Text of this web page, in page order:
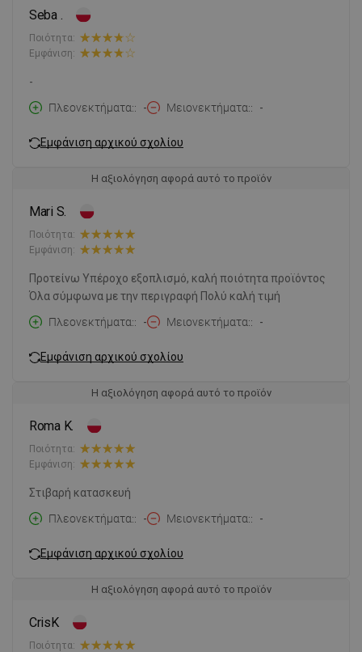
Seba .
Ποιότητα:
Εμφάνιση:
-
Πλεονεκτήματα:
- Μειονεκτήματα: -
Εμφάνιση αρχικού σχολίου
Η αξιολόγηση αφορά αυτό το προϊόν
Mari S.
Ποιότητα:
Εμφάνιση:
Προτείνω Υπέροχο εξοπλισμό, καλή ποιότητα προϊόντος
Όλα σύμφωνα με την περιγραφή Πολύ καλή τιμή
Πλεονεκτήματα:
- Μειονεκτήματα: -
Εμφάνιση αρχικού σχολίου
Η αξιολόγηση αφορά αυτό το προϊόν
Roma K.
Ποιότητα:
Εμφάνιση:
Στιβαρή κατασκευή
Πλεονεκτήματα:
- Μειονεκτήματα: -
Εμφάνιση αρχικού σχολίου
Η αξιολόγηση αφορά αυτό το προϊόν
CrisK
Ποιότητα: